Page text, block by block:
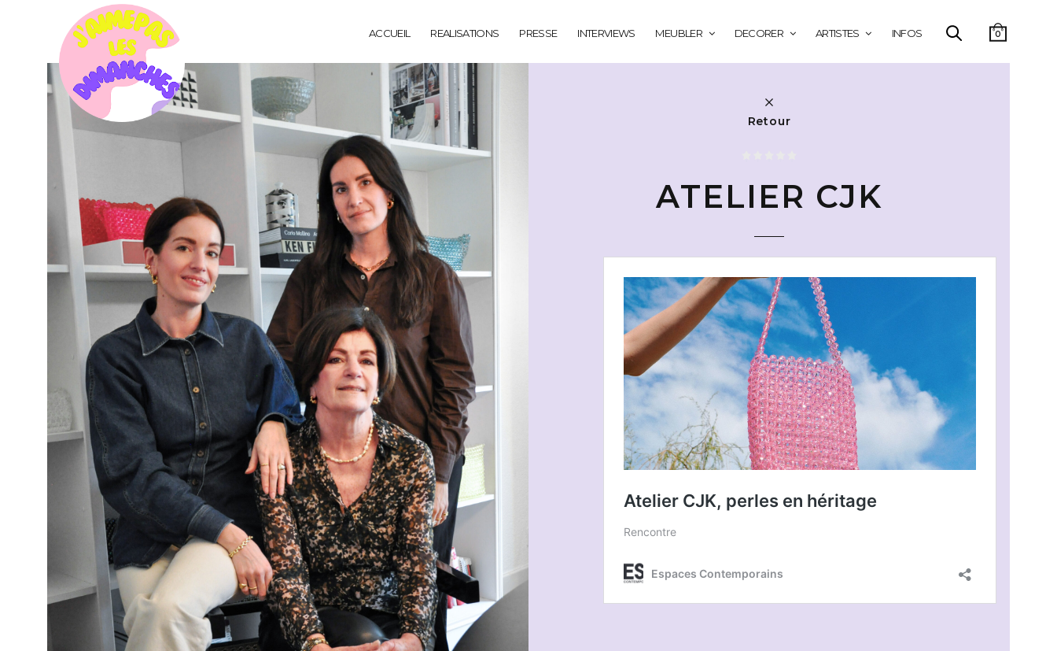
ACCUEIL REALISATIONS PRESSE INTERVIEWS MEUBLER DECORER ARTISTES INFOS 0
Retour
ATELIER CJK